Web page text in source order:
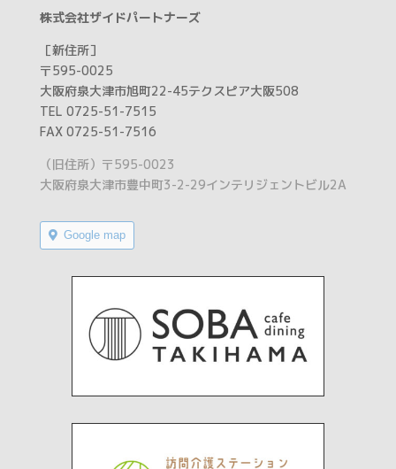
株式会社ザイドパートナーズ
［新住所］
〒595-0025
大阪府泉大津市旭町22-45テクスピア大阪508
TEL 0725-51-7515
FAX 0725-51-7516
（旧住所）〒595-0023
大阪府泉大津市豊中町3-2-29インテリジェントビル2A
Google map